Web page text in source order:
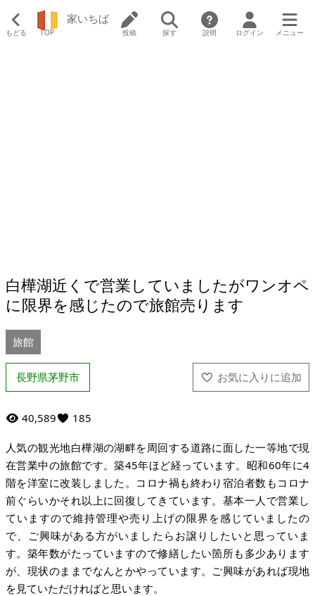
もどる TOP
家いちば
投稿 探す 説明 ログイン メニュー
白樺湖近くで営業していましたがワンオペ
に限界を感じたので旅館売ります
旅館
長野県茅野市
40,589 185
人気の観光地白樺湖の湖畔を周回する道路に面した一等地で現
在営業中の旅館です。築45年ほど経っています。昭和60年に4
階を洋室に改装しました。コロナ禍も終わり宿泊者数もコロナ
前ぐらいかそれ以上に回復してきています。基本一人で営業し
ていますので維持管理や売り上げの限界を感じていましたの
で、ご興味がある方がいましたらお譲りしたいと思っていま
す。築年数がたっていますので修繕したい箇所も多少あります
が、現状のままでなんとかやっています。ご興味があれば現地
を見ていただければと思います。